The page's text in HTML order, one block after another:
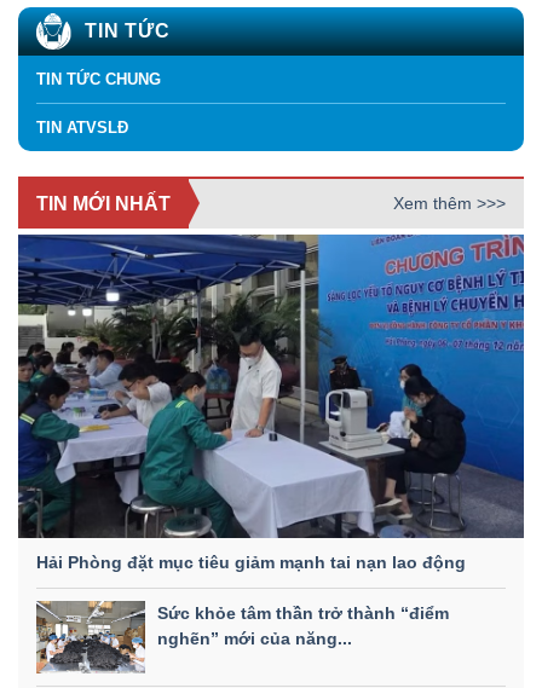
TIN TỨC
TIN TỨC CHUNG
TIN ATVSLĐ
TIN MỚI NHẤT Xem thêm >>>
Hải Phòng đặt mục tiêu giảm mạnh tai nạn lao động
Sức khỏe tâm thần trở thành “điểm
nghẽn” mới của năng...